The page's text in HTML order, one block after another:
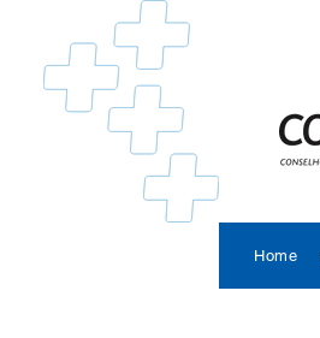
Home